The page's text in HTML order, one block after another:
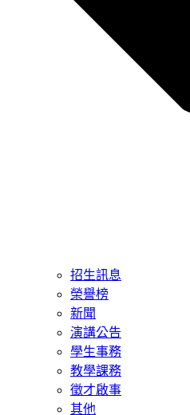
招生訊息
榮譽榜
新聞
演講公告
學生事務
教學課務
徵才啟事
其他